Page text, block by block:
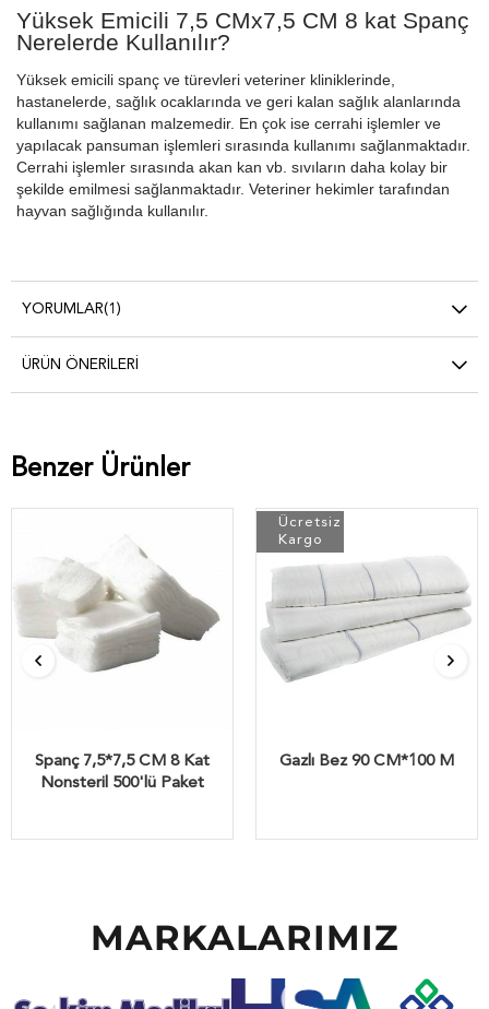
Yüksek Emicili 7,5 CMx7,5 CM 8 kat Spanç
Nerelerde Kullanılır?
Yüksek emicili spanç ve türevleri veteriner kliniklerinde,
hastanelerde, sağlık ocaklarında ve geri kalan sağlık alanlarında
kullanımı sağlanan malzemedir. En çok ise cerrahi işlemler ve
yapılacak pansuman işlemleri sırasında kullanımı sağlanmaktadır.
Cerrahi işlemler sırasında akan kan vb. sıvıların daha kolay bir
şekilde emilmesi sağlanmaktadır. Veteriner hekimler tarafından
hayvan sağlığında kullanılır.
YORUMLAR(1)
ÜRÜN ÖNERILERI
Benzer Ürünler
Spanç 7,5*7,5 CM 8 Kat
Nonsteril 500'lü Paket
Gazlı Bez 90 CM*100 M
Ücretsiz
Kargo
MARKALARIMIZ